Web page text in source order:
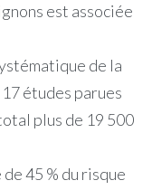
est associée
de la
études parues
plus de 19 500
45 % du risque